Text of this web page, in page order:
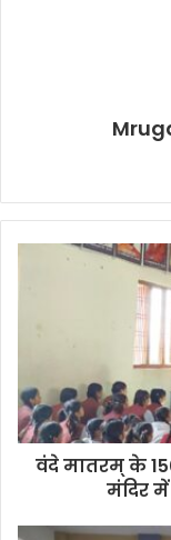
वंदे मातरम् के
मंदिर